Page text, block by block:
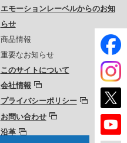
エモーションレーベルからのお知
らせ
商品情報
重要なお知らせ
このサイトについて
会社情報
プライバシーポリシー
お問い合わせ
沿革